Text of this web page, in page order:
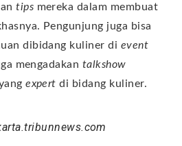
tips mereka dalam membuat
Pengunjung juga bisa
dibidang kuliner di event
mengadakan talkshow
expertdi bidang kuliner.